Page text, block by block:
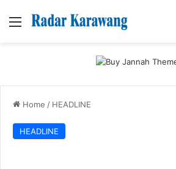
Menu
Home / HEADLINE
HEADLINE